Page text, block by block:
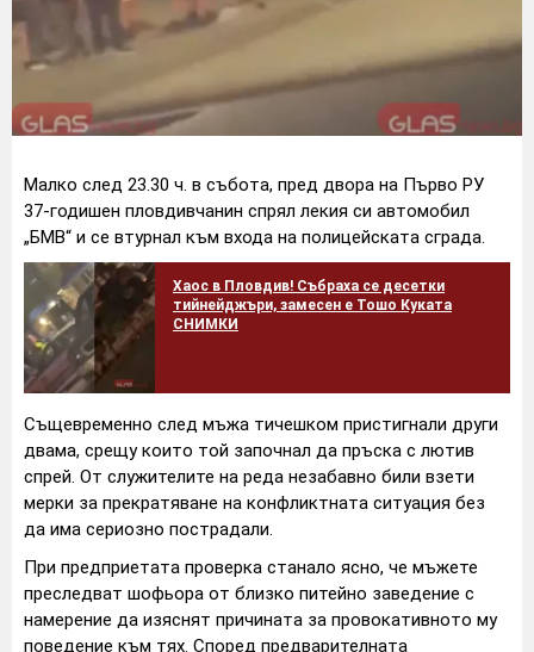
Малко след 23.30 ч. в събота, пред двора на Първо РУ
37-годишен пловдивчанин спрял лекия си автомобил
„БМВ“ и се втурнал към входа на полицейската сграда.
Хаос в Пловдив! Събраха се десетки
тийнейджъри, замесен е Тошо Куката
СНИМКИ
Същевременно след мъжа тичешком пристигнали други
двама, срещу които той започнал да пръска с лютив
спрей. От служителите на реда незабавно били взети
мерки за прекратяване на конфликтната ситуация без
да има сериозно пострадали.
При предприетата проверка станало ясно, че мъжете
преследват шофьора от близко питейно заведение с
намерение да изяснят причината за провокативното му
поведение към тях. Според предварителната